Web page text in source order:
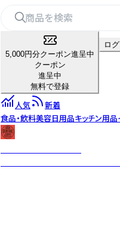
5,000円分クーポン進呈中
クーポン
進呈中
無料で登録
ロ
人気
新着
食品・飲料美容日用品キッチン用品